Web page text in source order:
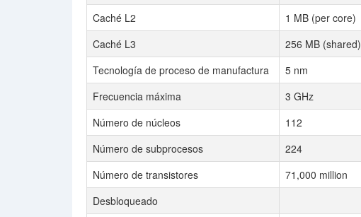
Caché L2
1 MB (per core)
Caché L3
256 MB (shared)
Tecnología de proceso de manufactura
5 nm
Frecuencia máxima
3 GHz
Número de núcleos
112
Número de subprocesos
224
Número de transistores
71,000 million
Desbloqueado